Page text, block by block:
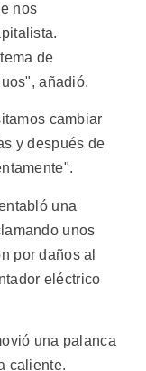
nos
de
añadió.
cambiar
y después de
una
unos
por daños al
eléctrico
una palanca
caliente.